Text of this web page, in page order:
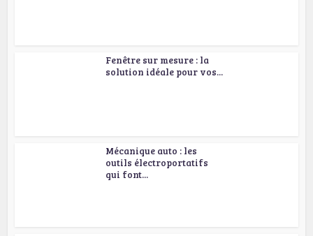
Fenêtre sur mesure : la
solution idéale pour vos...
Mécanique auto : les
outils électroportatifs
qui font...